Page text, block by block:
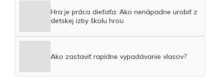
Hra je práca dieťaťa: Ako nenápadne urobiť z
detskej izby školu hrou
Ako zastaviť rapídne vypadávanie vlasov?